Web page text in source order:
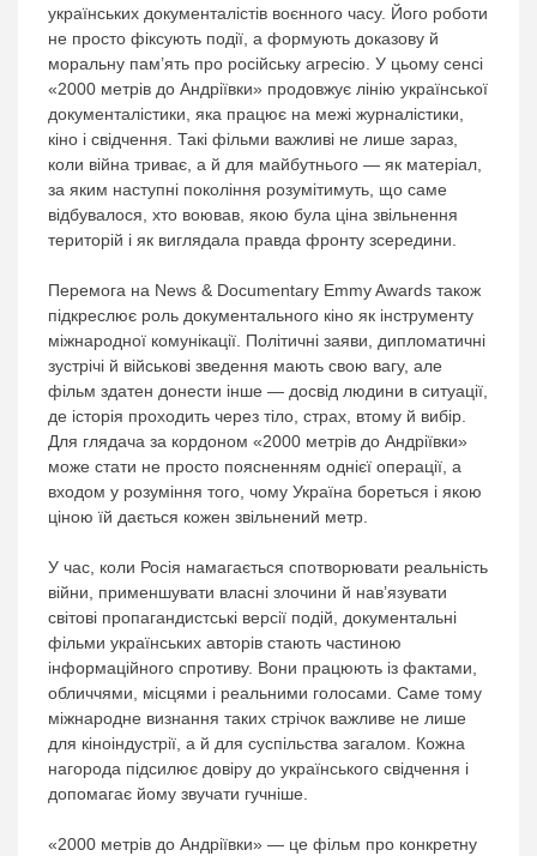
українських документалістів воєнного часу. Його роботи
не просто фіксують події, а формують доказову й
моральну пам’ять про російську агресію. У цьому сенсі
«2000 метрів до Андріївки» продовжує лінію української
документалістики, яка працює на межі журналістики,
кіно і свідчення. Такі фільми важливі не лише зараз,
коли війна триває, а й для майбутнього — як матеріал,
за яким наступні покоління розумітимуть, що саме
відбувалося, хто воював, якою була ціна звільнення
територій і як виглядала правда фронту зсередини.
Перемога на News & Documentary Emmy Awards також
підкреслює роль документального кіно як інструменту
міжнародної комунікації. Політичні заяви, дипломатичні
зустрічі й військові зведення мають свою вагу, але
фільм здатен донести інше — досвід людини в ситуації,
де історія проходить через тіло, страх, втому й вибір.
Для глядача за кордоном «2000 метрів до Андріївки»
може стати не просто поясненням однієї операції, а
входом у розуміння того, чому Україна бореться і якою
ціною їй дається кожен звільнений метр.
У час, коли Росія намагається спотворювати реальність
війни, применшувати власні злочини й нав’язувати
світові пропагандистські версії подій, документальні
фільми українських авторів стають частиною
інформаційного спротиву. Вони працюють із фактами,
обличчями, місцями і реальними голосами. Саме тому
міжнародне визнання таких стрічок важливе не лише
для кіноіндустрії, а й для суспільства загалом. Кожна
нагорода підсилює довіру до українського свідчення і
допомагає йому звучати гучніше.
«2000 метрів до Андріївки» — це фільм про конкретну